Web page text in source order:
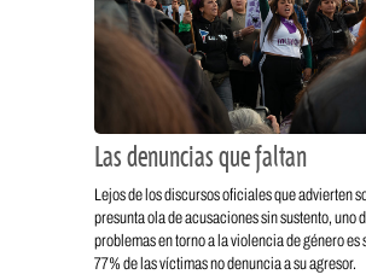
Las denuncias que faltan
Lejos de los discursos oficiales que advierten
presunta ola de acusaciones sin sustento, uno
problemas en torno a la violencia de género es
77% de las víctimas no denuncia a su agresor.